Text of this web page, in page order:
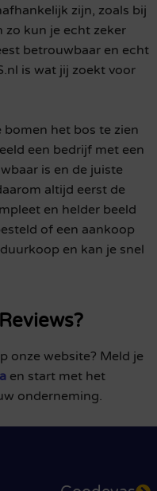
zijn, zoals bij
zo kun je echt zeker
betrouwbaar en echt
is wat jij zoekt voor
het bos te zien
een bedrijf met een
is en de juiste
altijd eerst de
en helder beeld
of een aankoop
en kan je snel
onze website? Meld je
en start met het
onderneming.